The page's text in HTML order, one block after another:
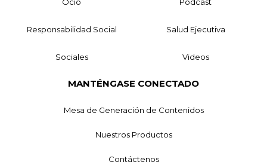
Responsabilidad Social Salud Ejecutiva
Sociales Videos
MANTÉNGASE CONECTADO
Mesa de Generación de Contenidos
Nuestros Productos
Contáctenos